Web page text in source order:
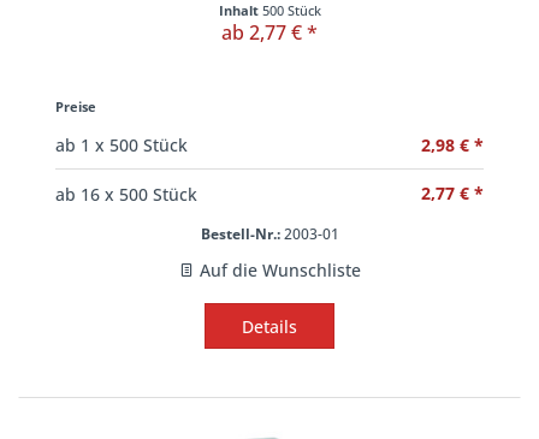
Inhalt 500 Stück
ab 2,77 € *
Preise
ab 1x 500 Stück 2,98 € *
ab 16x 500 Stück 2,77 € *
Bestell-Nr.:2003-01
Auf die Wunschliste
Details